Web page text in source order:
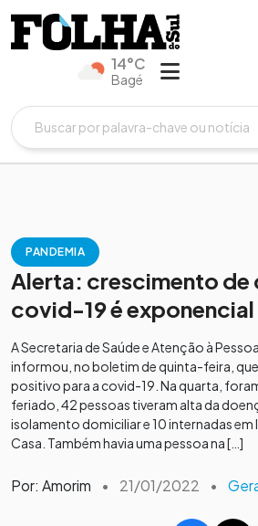
14°C
Bagé
PANDEMIA
Alerta: crescimento de
covid-19 é exponencial
A Secretaria de Saúde e Atenção à
informou, no boletim de quinta-feira,
positivo para a covid-19. Na quarta,
feriado, 42 pessoas tiveram alta da
isolamento domiciliar e 10 internadas em
Casa. Também havia uma pessoa na […]
Por: Amorim • 21/01/2022 •